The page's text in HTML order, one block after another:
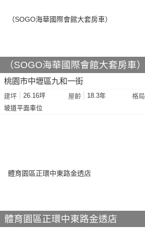
（SOGO海華國際會館大套房車）
桃園市中壢區九和一街
建坪 26.16坪 屋齡 18.3年 格局
坡道平面車位
體育園區正環中東路金透店